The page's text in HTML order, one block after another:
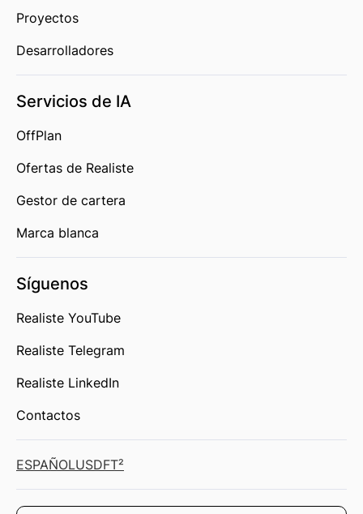
Proyectos
Desarrolladores
Servicios de IA
OffPlan
Ofertas de Realiste
Gestor de cartera
Marca blanca
Síguenos
Realiste YouTube
Realiste Telegram
Realiste LinkedIn
Contactos
ESPAÑOLUSDFT²